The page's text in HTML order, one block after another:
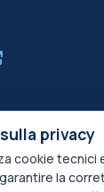
Edvance per
privacy
cookie tecnici
la